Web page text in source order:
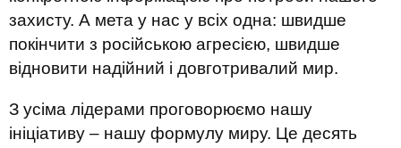
захисту. А мета у нас у всіх одна: швидше
покінчити з російською агресією, швидше
відновити надійний і довготривалий мир.
З усіма лідерами проговорюємо нашу
ініціативу – нашу формулу миру. Це десять